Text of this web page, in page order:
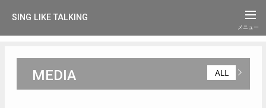
SING LIKE TALKING
MEDIA ALL